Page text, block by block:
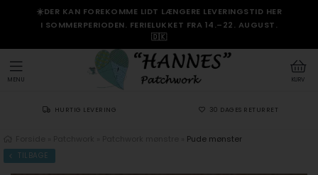
☀️DER KAN FOREKOMME LIDT LÆNGERE LEVERINGSTID HER
I SOMMERPERIODEN. FERIELUKKET FRA 14.–22. AUGUST.
🇩🇰
KURV
MENU
HURTIG LEVERING 30 DAGES RETURRET
Pude mønster
TILBAGE